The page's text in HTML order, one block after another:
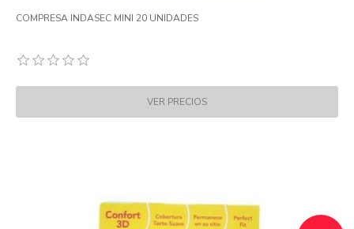
COMPRESA INDASEC MINI 20 UNIDADES